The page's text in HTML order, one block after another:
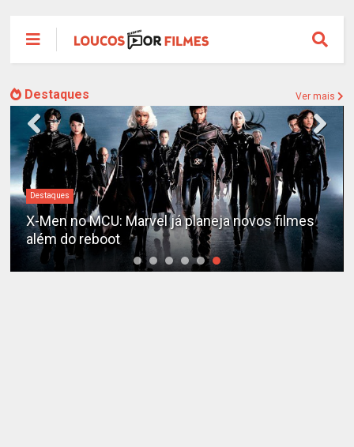
Destaques Ver mais
Destaques
X-Men no MCU: Marvel já planeja novos filmes
além do reboot